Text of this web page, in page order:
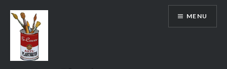
contenu
MENU